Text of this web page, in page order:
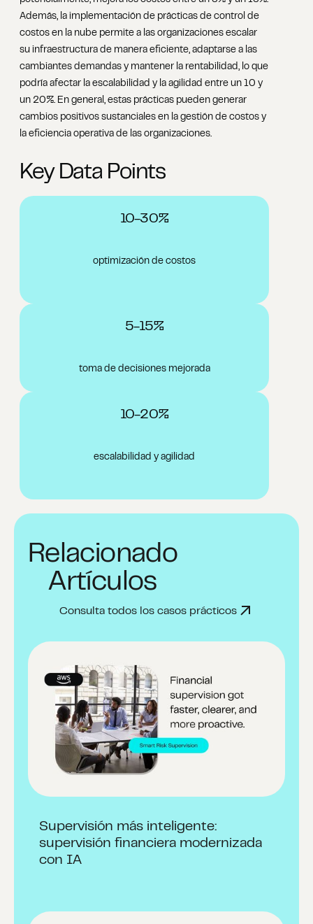
Además, la implementación de prácticas de control de
costos en la nube permite a las organizaciones escalar
su infraestructura de manera eficiente, adaptarse a las
cambiantes demandas y mantener la rentabilidad, lo que
podría afectar la escalabilidad y la agilidad entre un 10 y
un 20%. En general, estas prácticas pueden generar
cambios positivos sustanciales en la gestión de costos y
la eficiencia operativa de las organizaciones.
Key Data Points
10-30%
optimización de costos
5-15%
toma de decisiones mejorada
10-20%
escalabilidad y agilidad
Relacionado
Artículos
Consulta todos los casos prácticos
Supervisión más inteligente:
supervisión financiera modernizada
con IA